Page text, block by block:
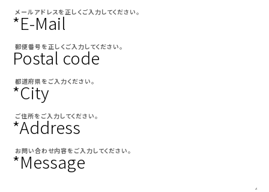
メールアドレスを正しくご入力してください。
*E-Mail
郵便番号を正しくご入力してください。
Postal code
都道府県をご入力ください。
*City
ご住所をご入力してください。
*Address
お問い合わせ内容をご入力してください。
*Message